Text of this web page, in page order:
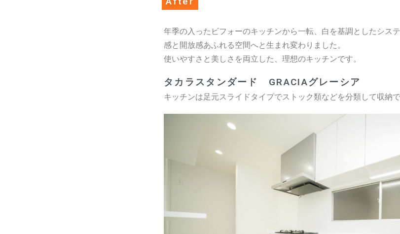
年季の入ったビフォーのキッチンから一転、白を基調としたシス
感と開放感あふれる空間へと生まれ変わりました。
使いやすさと美しさを両立した、理想のキッチンです。
タカラスタンダード GRACIAグレーシア
キッチンは足元スライドタイプでストック類などを分類して収納で